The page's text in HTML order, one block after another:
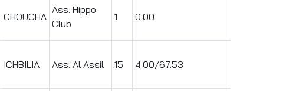
CHOUCHA
Ass. Hippo
Club
1 0.00
ICHBILIA Ass. Al Assil 15 4.00/67.53